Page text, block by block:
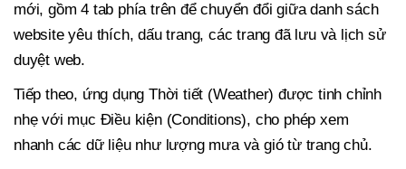
mới, gồm 4 tab phía trên để chuyển đổi giữa danh sách
website yêu thích, dấu trang, các trang đã lưu và lịch sử
duyệt web.
Tiếp theo, ứng dụng Thời tiết (Weather) được tinh chỉnh
nhẹ với mục Điều kiện (Conditions), cho phép xem
nhanh các dữ liệu như lượng mưa và gió từ trang chủ.